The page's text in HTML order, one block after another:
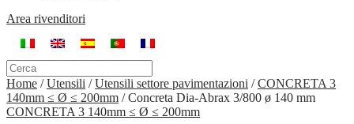
Area rivenditori
Home /Utensili /Utensili settore pavimentazioni /CONCRETA 3
140mm ≤ Ø ≤ 200mm /Concreta Dia-Abrax 3/800 ø 140 mm
CONCRETA 3 140mm ≤ Ø ≤ 200mm